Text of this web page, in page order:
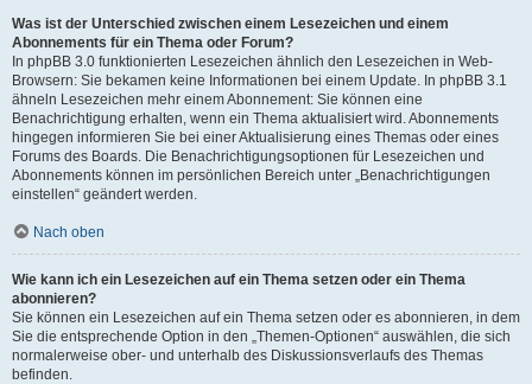
Was ist der Unterschied zwischen einem Lesezeichen und einem
Abonnements für ein Thema oder Forum?
In phpBB 3.0 funktionierten Lesezeichen ähnlich den Lesezeichen in Web-
Browsern: Sie bekamen keine Informationen bei einem Update. In phpBB 3.1
ähneln Lesezeichen mehr einem Abonnement: Sie können eine
Benachrichtigung erhalten, wenn ein Thema aktualisiert wird. Abonnements
hingegen informieren Sie bei einer Aktualisierung eines Themas oder eines
Forums des Boards. Die Benachrichtigungsoptionen für Lesezeichen und
Abonnements können im persönlichen Bereich unter „Benachrichtigungen
einstellen“ geändert werden.
Nach oben
Wie kann ich ein Lesezeichen auf ein Thema setzen oder ein Thema
abonnieren?
Sie können ein Lesezeichen auf ein Thema setzen oder es abonnieren, in dem
Sie die entsprechende Option in den „Themen-Optionen“ auswählen, die sich
normalerweise ober- und unterhalb des Diskussionsverlaufs des Themas
befinden.